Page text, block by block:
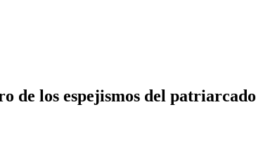
de los espejismos del patriarcado